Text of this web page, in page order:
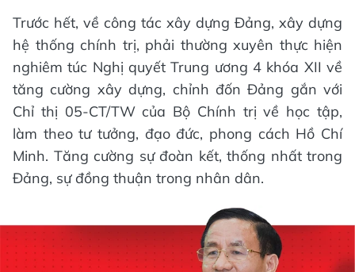
Trước hết, về công tác xây dựng Đảng, xây dựng
hệ thống chính trị, phải thường xuyên thực hiện
nghiêm túc Nghị quyết Trung ương 4 khóa XII về
tăng cường xây dựng, chỉnh đốn Đảng gắn với
Chỉ thị 05-CT/TW của Bộ Chính trị về học tập,
làm theo tư tưởng, đạo đức, phong cách Hồ Chí
Minh. Tăng cường sự đoàn kết, thống nhất trong
Đảng, sự đồng thuận trong nhân dân.